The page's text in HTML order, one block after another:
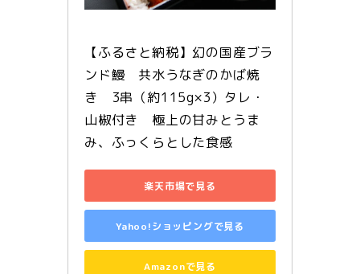
【ふるさと納税】幻の国産ブラ
ンド鰻　共水うなぎのかば焼
き　3串（約115g×3）タレ・
山椒付き　極上の甘みとうま
み、ふっくらとした食感
楽天市場で見る
Yahoo!ショッピングで見る
Amazonで見る